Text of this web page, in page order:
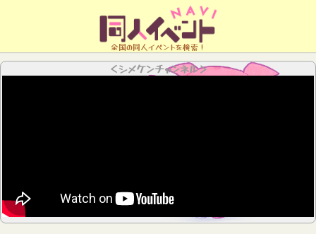
全国の同人イベントを検索！
＜シメケンチャンネル＞